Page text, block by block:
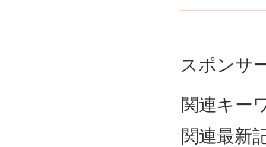
スポンサ
関連キー
関連最新